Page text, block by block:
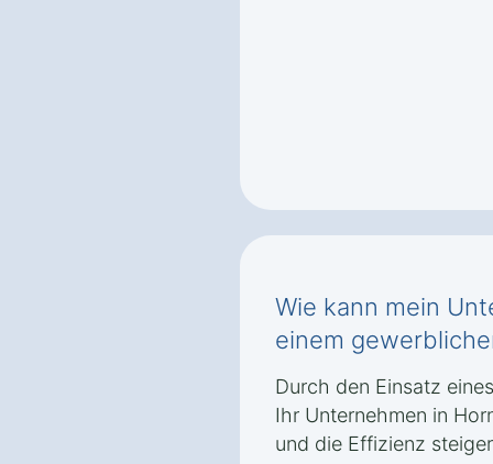
Wie kann mein
einem
Durch den Einsatz
Ihr Unternehmen in
und die Effizienz